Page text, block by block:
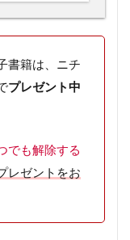
書籍は、ニチ
プレゼント中
でも解除する
レゼントをお